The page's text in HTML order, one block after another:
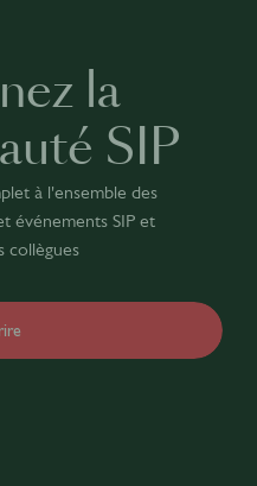
la
SIP
à l'ensemble des
événements SIP et
collègues